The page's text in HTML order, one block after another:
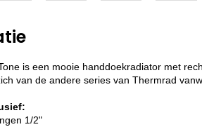
is een mooie handdoekradiator met
van de andere series van Thermrad
1/2"